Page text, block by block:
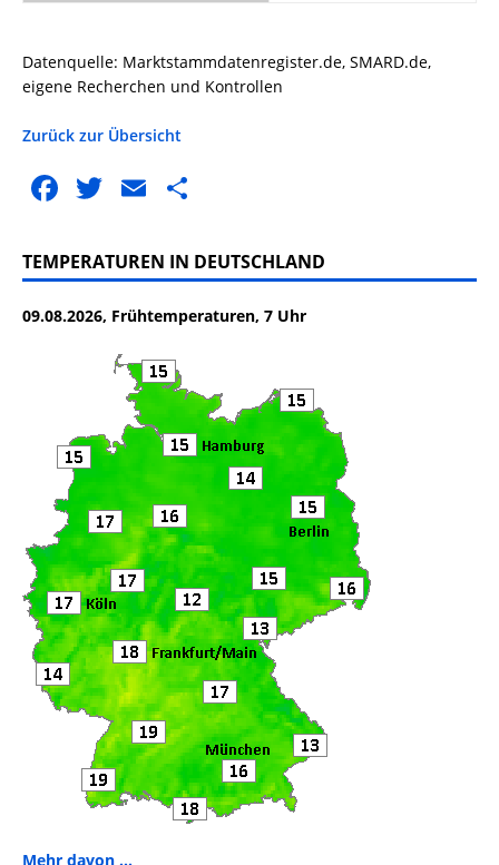
Datenquelle: Marktstammdatenregister.de, SMARD.de,
eigene Recherchen und Kontrollen
Zurück zur Übersicht
F
c
e
b
k
T
it
te
r
E
ai
l
le
n
TEMPERATUREN IN DEUTSCHLAND
09.08.2026, Frühtemperaturen, 7 Uhr
Mehr davon ...